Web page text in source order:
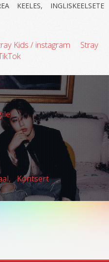
KEELES, INGLISKEELSETE
Kids / instagram
Stray
Kontsert